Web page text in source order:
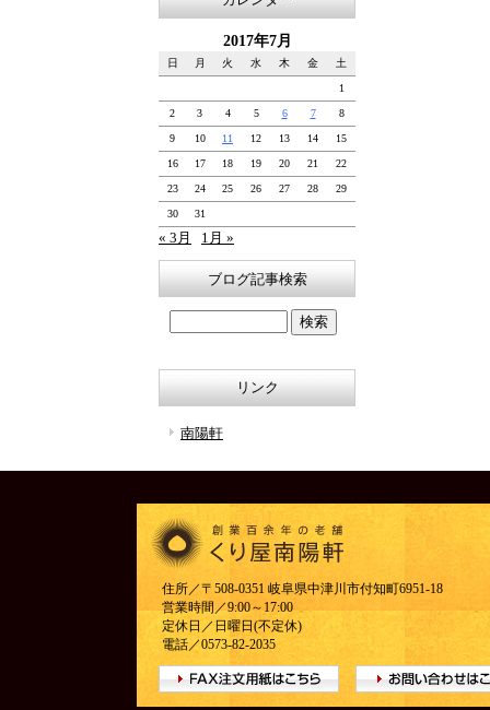
2017年7月
日 月 火 水 木 金 土
1
2 3 4 5 6 7 8
9 10 11 12 13 14 15
16 17 18 19 20 21 22
23 24 25 26 27 28 29
30 31
« 3月 1月 »
ブログ記事検索
リンク
南陽軒
住所／〒508-0351 岐阜県中津川市付知町6951-18
営業時間／9:00～17:00
定休日／日曜日(不定休)
電話／0573-82-2035